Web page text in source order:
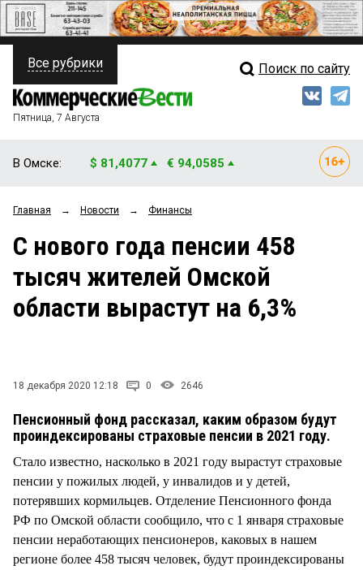
ПОЛИТИКА
ФИНАНСЫ
ОБЩЕСТВО
ЗАКОН
Свежий выпуск
Рейтинги
Блоги
Архив
Все рубрики Поиск по сайту
Пятница, 7 Августа
В Омске: $ 81,4077 € 94,0585
Главная → Новости → Финансы
С нового года пенсии 458
тысяч жителей Омской
области вырастут на 6,3%
18 декабря 2020 12:18 0 2646
Пенсионный фонд рассказал, каким образом будут
проиндексированы страховые пенсии в 2021 году.
Стало известно, насколько в 2021 году вырастут страховые
пенсии у пожилых людей, у инвалидов и у детей,
потерявших кормильцев. Отделение Пенсионного фонда
РФ по Омской области сообщило, что с 1 января страховые
пенсии неработающих пенсионеров, каковых в нашем
регионе более 458 тысяч человек, будут проиндексированы